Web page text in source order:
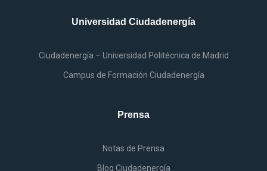
Universidad Ciudadenergía
Ciudadenergía – Universidad Politécnica de Madrid
Campus de Formación Ciudadenergía
Prensa
Notas de Prensa
Blog Ciudadenergía